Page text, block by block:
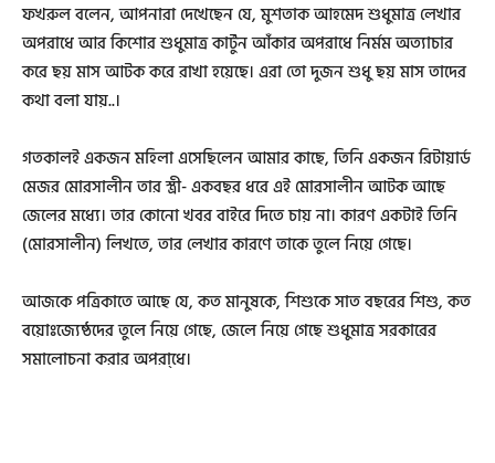
ফখরুল বলেন, আপনারা দেখেছেন যে, মুশতাক আহমেদ শুধুমাত্র লেখার
অপরাধে আর কিশোর শুধুমাত্র কার্টুন আঁকার অপরাধে নির্মম অত্যাচার
করে ছয় মাস আটক করে রাখা হয়েছে। এরা তো দুজন শুধু ছয় মাস তাদের
কথা বলা যায়..।
গতকালই একজন মহিলা এসেছিলেন আমার কাছে, তিনি একজন রিটায়ার্ড
মেজর মোরসালীন তার স্ত্রী- একবছর ধরে এই মোরসালীন আটক আছে
জেলের মধ্যে। তার কোনো খবর বাইরে দিতে চায় না। কারণ একটাই তিনি
(মোরসালীন) লিখতে, তার লেখার কারণে তাকে তুলে নিয়ে গেছে।
আজকে পত্রিকাতে আছে যে, কত মানুষকে, শিশুকে সাত বছরের শিশু, কত
বয়োঃজ্যেষ্ঠদের তুলে নিয়ে গেছে, জেলে নিয়ে গেছে শুধুমাত্র সরকারের
সমালোচনা করার অপরা্ধে।